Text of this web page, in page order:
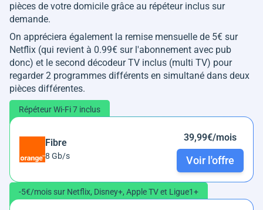
pièces de votre domicile grâce au répéteur inclus sur
demande.
On appréciera également la remise mensuelle de 5€ sur
Netflix (qui revient à 0.99€ sur l'abonnement avec pub
donc) et le second décodeur TV inclus (multi TV) pour
regarder 2 programmes différents en simultané dans deux
pièces différentes.
Répéteur Wi-Fi 7 inclus
Fibre
8 Gb/s
39,99€/mois
Voir l'offre
-5€/mois sur Netflix, Disney+, Apple TV et Ligue1+